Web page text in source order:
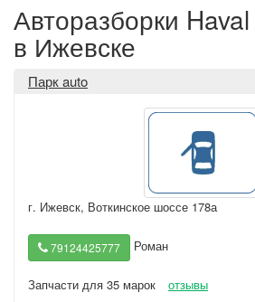
Авторазборки Haval
в Ижевске
Парк auto
г. Ижевск, Воткинское шоссе 178а
79124425777 Роман
Запчасти для 35 марок
отзывы